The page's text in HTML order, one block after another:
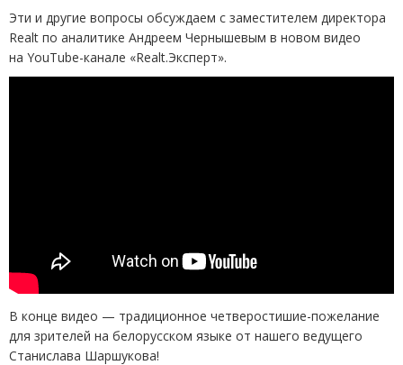
Эти и другие вопросы обсуждаем с заместителем директора
Realt по аналитике Андреем Чернышевым в новом видео
на YouTube-канале «Realt.Эксперт».
В конце видео — традиционное четверостишие-пожелание
для зрителей на белорусском языке от нашего ведущего
Станислава Шаршукова!